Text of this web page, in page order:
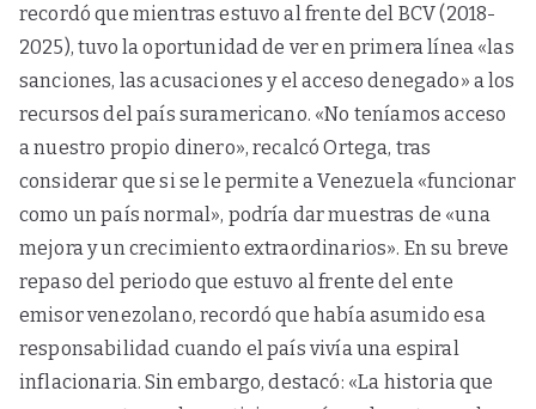
recordó que mientras estuvo al frente del BCV (2018-
2025), tuvo la oportunidad de ver en primera línea «las
sanciones, las acusaciones y el acceso denegado» a los
recursos del país suramericano. «No teníamos acceso
a nuestro propio dinero», recalcó Ortega, tras
considerar que si se le permite a Venezuela «funcionar
como un país normal», podría dar muestras de «una
mejora y un crecimiento extraordinarios». En su breve
repaso del periodo que estuvo al frente del ente
emisor venezolano, recordó que había asumido esa
responsabilidad cuando el país vivía una espiral
inflacionaria. Sin embargo, destacó: «La historia que